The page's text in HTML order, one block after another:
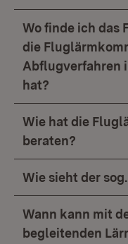
Wo finde ich das
die
Abflugverfahren
hat?
Wie hat die
beraten?
Wie sieht der
Wann kann mit
begleitenden